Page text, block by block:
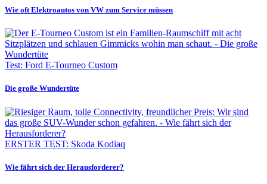
Wie oft Elektroautos von VW zum Service müssen
Test: Ford E-Tourneo Custom
Die große Wundertüte
ERSTER TEST: Skoda Kodiaq
Wie fährt sich der Herausforderer?